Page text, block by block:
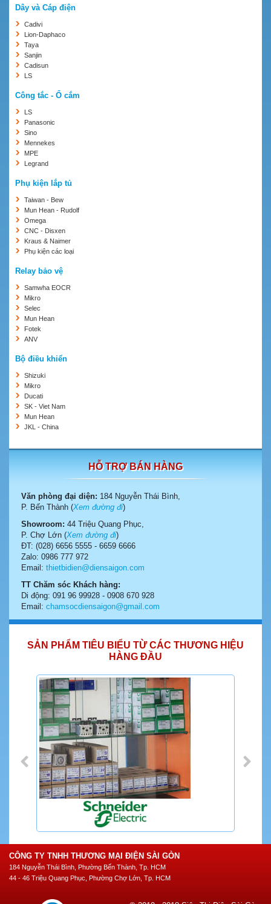
Dây và Cáp điện
Cadivi
Lion-Daphaco
Taya
Sanjin
Cadisun
LS
Công tắc - Ổ cắm
LS
Panasonic
Sino
Mennekes
MPE
Legrand
Phụ kiện lắp tủ
Taiwan - Bew
Mun Hean - Rudolf
Omega
CNC - Disxen
Kraus & Naimer
Phụ kiện các loại
Relay bảo vệ
Samwha EOCR
Mikro
Selec
Mun Hean
Fotek
ANV
Bộ điều khiển
Shizuki
Mikro
Ducati
SK - Viet Nam
Mun Hean
JKL - China
HỖ TRỢ BÁN HÀNG
Văn phòng đại diện: 184 Nguyễn Thái Bình,
P. Bến Thành (Xem đường đi)
Showroom: 44 Triệu Quang Phục,
P. Chợ Lớn (Xem đường đi)
ĐT: (028) 6656 5555 - 6659 6666
Zalo: 0986 777 972
Email: thietbidien@diensaigon.com
TT Chăm sóc Khách hàng:
Di động: 091 96 99928 - 0908 670 928
Email: chamsocdiensaigon@gmail.com
SẢN PHẨM TIÊU BIỂU TỪ CÁC THƯƠNG HIỆU
HÀNG ĐẦU
CÔNG TY TNHH THƯƠNG MẠI ĐIỆN SÀI GÒN
184 Nguyễn Thái Bình, Phường Bến Thành, Tp. HCM
44 - 46 Triệu Quang Phục, Phường Chợ Lớn, Tp. HCM